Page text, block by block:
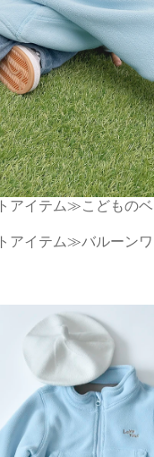
アイテム≫こどものベ
アイテム≫バルーン